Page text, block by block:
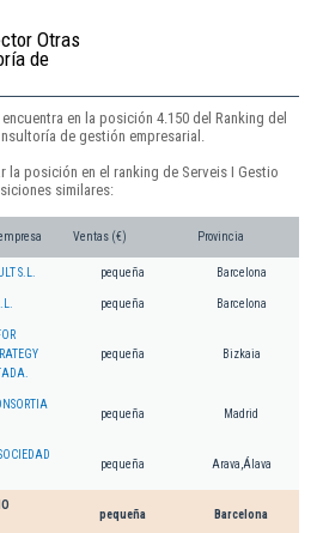
Otras
de
en la posición 4.150 del Ranking del
de gestión empresarial.
posición en el ranking de Serveis I Gestio
similares:
Ventas (€) Provincia
S.L. pequeña Barcelona
pequeña Barcelona
pequeña Bizkaia
pequeña Madrid
pequeña Arava,Álava
pequeña Barcelona